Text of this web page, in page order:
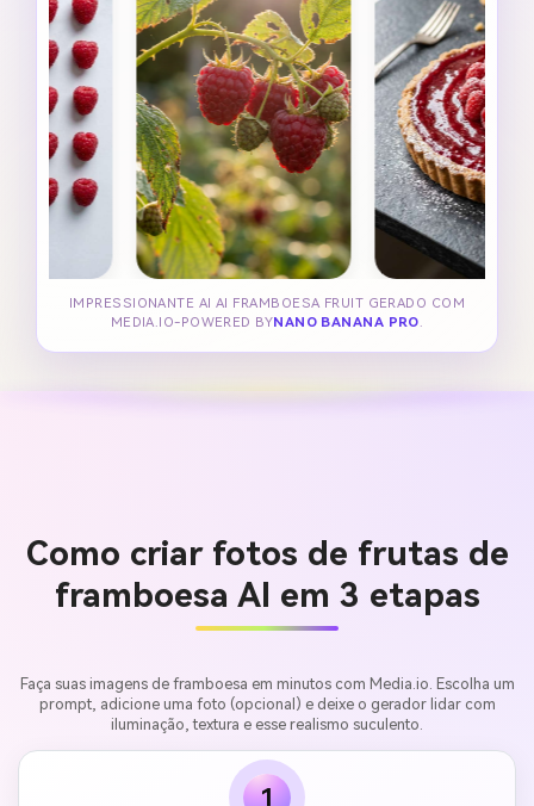
IMPRESSIONANTE AI AI FRAMBOESA FRUIT GERADO COM
MEDIA.IO-POWERED BYNANO BANANA PRO.
Como criar fotos de frutas de
framboesa AI em 3 etapas
Faça suas imagens de framboesa em minutos com Media.io. Escolha um
prompt, adicione uma foto (opcional) e deixe o gerador lidar com
iluminação, textura e esse realismo suculento.
1